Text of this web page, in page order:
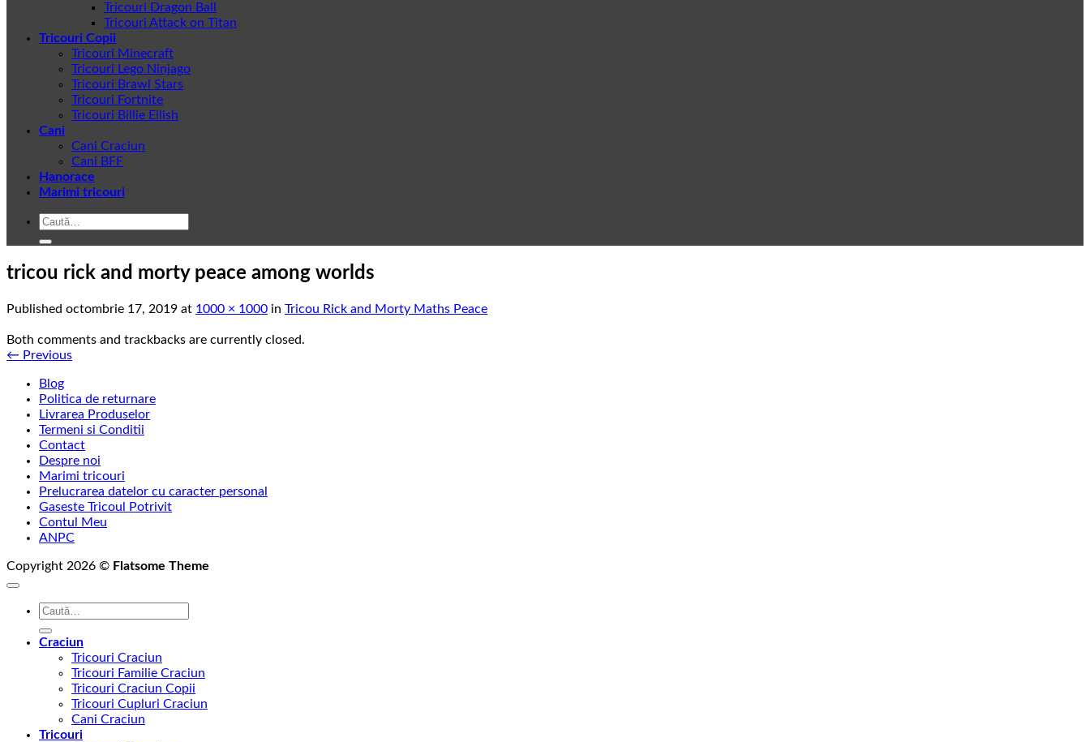
Tricouri Dragon Ball
Tricouri Attack on Titan
Tricouri Copii
Tricouri Minecraft
Tricouri Lego Ninjago
Tricouri Brawl Stars
Tricouri Fortnite
Tricouri Billie Eilish
Cani
Cani Craciun
Cani BFF
Hanorace
Marimi tricouri
Caută
tricou rick and morty peace among worlds
Published octombrie 17, 2019 at 1000 × 1000 in Tricou Rick and Morty Maths Peace
Both comments and trackbacks are currently closed.
← Previous
Blog
Politica de returnare
Livrarea Produselor
Termeni si Conditii
Contact
Despre noi
Marimi tricouri
Prelucrarea datelor cu caracter personal
Gaseste Tricoul Potrivit
Contul Meu
ANPC
Copyright 2026 © Flatsome Theme
Caută
Craciun
Tricouri Craciun
Tricouri Familie Craciun
Tricouri Craciun Copii
Tricouri Cupluri Craciun
Cani Craciun
Tricouri